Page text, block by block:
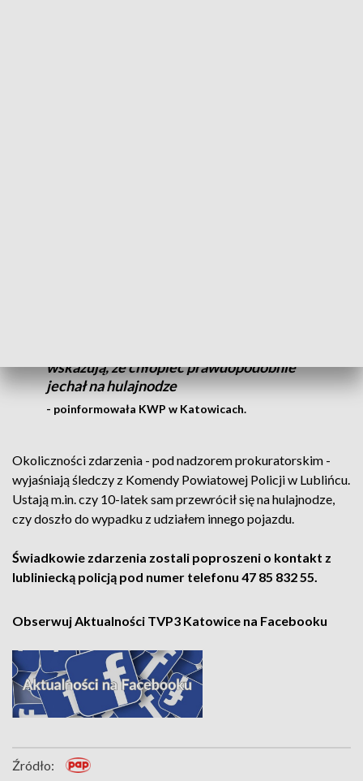
wskazują, że chłopiec prawdopodobnie
jechał na hulajnodze
- poinformowała KWP w Katowicach.
Okoliczności zdarzenia - pod nadzorem prokuratorskim -
wyjaśniają śledczy z Komendy Powiatowej Policji w Lublińcu.
Ustają m.in. czy 10-latek sam przewrócił się na hulajnodze,
czy doszło do wypadku z udziałem innego pojazdu.
Świadkowie zdarzenia zostali poproszeni o kontakt z
lubliniecką policją pod numer telefonu 47 85 832 55.
Obserwuj Aktualności TVP3 Katowice na Facebooku
Źródło: